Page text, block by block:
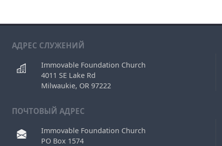
АДРЕС СЛУЖЕНИЙ
Immovable Foundation Church
4011 SE Lake Rd
Milwaukie, OR 97222
ПОЧТОВЫЙ АДРЕС
Immovable Foundation Church
PO Box 1574